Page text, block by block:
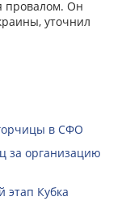
провалом. Он
уточнил
в СФО
за организацию
этап Кубка